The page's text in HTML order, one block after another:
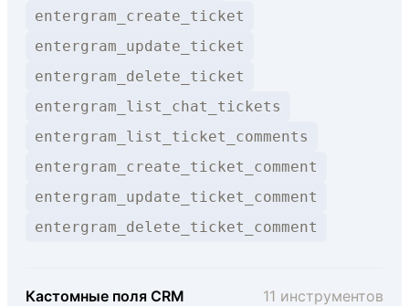
entergram_create_ticket
entergram_update_ticket
entergram_delete_ticket
entergram_list_chat_tickets
entergram_list_ticket_comments
entergram_create_ticket_comment
entergram_update_ticket_comment
entergram_delete_ticket_comment
Кастомные поля CRM
11 инструментов